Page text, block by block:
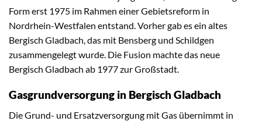
Form erst 1975 im Rahmen einer Gebietsreform in
Nordrhein-Westfalen entstand. Vorher gab es ein altes
Bergisch Gladbach, das mit Bensberg und Schildgen
zusammengelegt wurde. Die Fusion machte das neue
Bergisch Gladbach ab 1977 zur Großstadt.
Gasgrundversorgung in Bergisch Gladbach
Die Grund- und Ersatzversorgung mit Gas übernimmt in